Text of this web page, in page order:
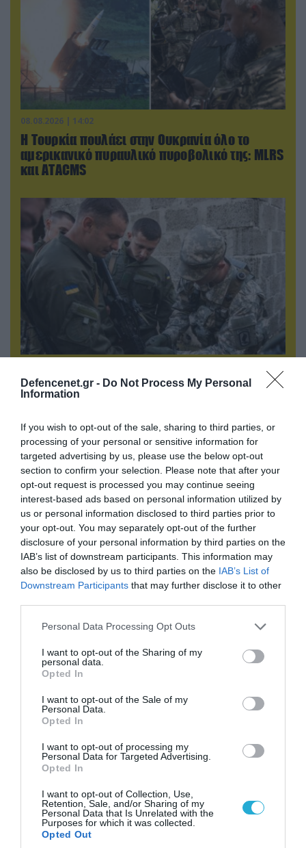
Defencenet.gr - Do Not Process My Personal
Information
If you wish to opt-out of the sale, sharing to third parties, or
processing of your personal or sensitive information for
targeted advertising by us, please use the below opt-out
section to confirm your selection. Please note that after your
opt-out request is processed you may continue seeing
interest-based ads based on personal information utilized by
us or personal information disclosed to third parties prior to
your opt-out. You may separately opt-out of the further
disclosure of your personal information by third parties on the
IAB’s list of downstream participants. This information may
also be disclosed by us to third parties on the IAB’s List of
Downstream Participants that may further disclose it to other
Please note that this website/app uses one or more Google
not limited to your visit or usage behaviour. You may click to
grant or deny consent to Google and its third-party tags to
use your data for below specified purposes in below Google
consent section.
Personal Data Processing Opt Outs
I want to opt-out of the Sharing of my
personal data.
Opted In
I want to opt-out of the Sale of my
Personal Data.
Opted In
I want to opt-out of processing my
Personal Data for Targeted Advertising.
Opted In
I want to opt-out of Collection, Use,
Retention, Sale, and/or Sharing of my
Personal Data that Is Unrelated with the
Purposes for which it was collected.
Opted Out
08.08.2026 | 14:02
Η Τουρκία πουλάει στην Ουκρανία όλο το
αμερικανικό πυραυλικό πυροβολικό της: MLRS
και ΑΤΑCMS
«Κεραυνοί» της ρωσικής Βοστόκ κατέκαψαν
εξοπλισμό των ΗΠΑ με Ουκρανούς και
Ο Γιάννης Αλαφούζος «τέλειωσε» τον
Κωνσταντίνο Ζούλα από τον ΣΚΑΪ – Ο λόγος της
απομάκρυνσής του